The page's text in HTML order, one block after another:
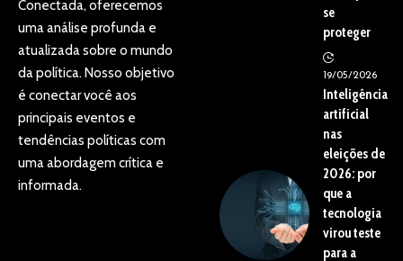
Conectada, oferecemos
uma análise profunda e
atualizada sobre o mundo
da política. Nosso objetivo
é conectar você aos
principais eventos e
tendências políticas com
uma abordagem crítica e
informada.
se
proteger
19/05/2026
Inteligência
artificial
nas
eleições de
2026: por
que a
tecnologia
virou teste
para a